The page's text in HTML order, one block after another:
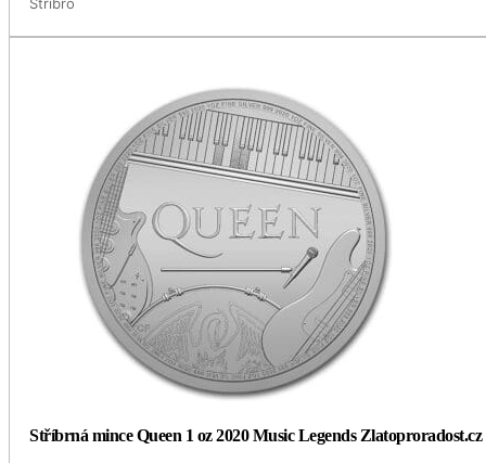
Stříbrná mince Queen 1 oz 2020 Music Legends Zlatoproradost.cz